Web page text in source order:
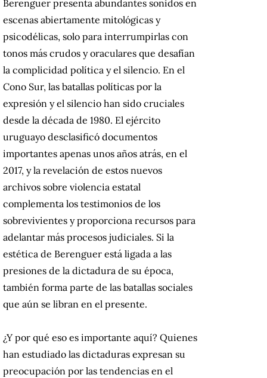
Berenguer presenta abundantes sonidos en
escenas abiertamente mitológicas y
psicodélicas, solo para interrumpirlas con
tonos más crudos y oraculares que desafían
la complicidad política y el silencio. En el
Cono Sur, las batallas políticas por la
expresión y el silencio han sido cruciales
desde la década de 1980. El ejército
uruguayo desclasificó documentos
importantes apenas unos años atrás, en el
2017, y la revelación de estos nuevos
archivos sobre violencia estatal
complementa los testimonios de los
sobrevivientes y proporciona recursos para
adelantar más procesos judiciales. Si la
estética de Berenguer está ligada a las
presiones de la dictadura de su época,
también forma parte de las batallas sociales
que aún se libran en el presente.
¿Y por qué eso es importante aquí? Quienes
han estudiado las dictaduras expresan su
preocupación por las tendencias en el